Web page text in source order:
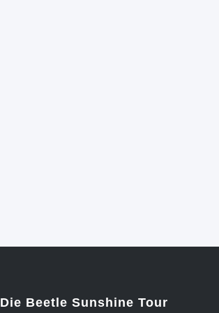
Die Beetle Sunshine Tour